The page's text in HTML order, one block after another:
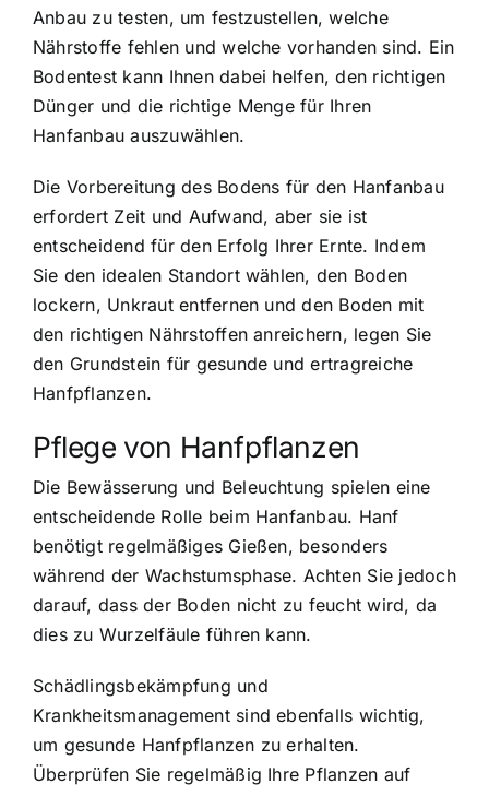
Anbau zu testen, um festzustellen, welche
Nährstoffe fehlen und welche vorhanden sind. Ein
Bodentest kann Ihnen dabei helfen, den richtigen
Dünger und die richtige Menge für Ihren
Hanfanbau auszuwählen.
Die Vorbereitung des Bodens für den Hanfanbau
erfordert Zeit und Aufwand, aber sie ist
entscheidend für den Erfolg Ihrer Ernte. Indem
Sie den idealen Standort wählen, den Boden
lockern, Unkraut entfernen und den Boden mit
den richtigen Nährstoffen anreichern, legen Sie
den Grundstein für gesunde und ertragreiche
Hanfpflanzen.
Pflege von Hanfpflanzen
Die Bewässerung und Beleuchtung spielen eine
entscheidende Rolle beim Hanfanbau. Hanf
benötigt regelmäßiges Gießen, besonders
während der Wachstumsphase. Achten Sie jedoch
darauf, dass der Boden nicht zu feucht wird, da
dies zu Wurzelfäule führen kann.
Schädlingsbekämpfung und
Krankheitsmanagement sind ebenfalls wichtig,
um gesunde Hanfpflanzen zu erhalten.
Überprüfen Sie regelmäßig Ihre Pflanzen auf